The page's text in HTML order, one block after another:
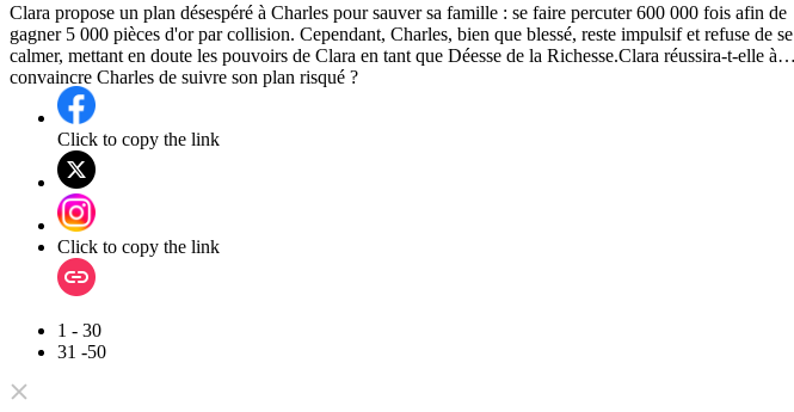
Clara propose un plan désespéré à Charles pour sauver sa famille : se faire percuter 600 000 fois afin de
gagner 5 000 pièces d'or par collision. Cependant, Charles, bien que blessé, reste impulsif et refuse de se
calmer, mettant en doute les pouvoirs de Clara en tant que Déesse de la Richesse.Clara réussira-t-elle à
convaincre Charles de suivre son plan risqué ?
Click to copy the link
Click to copy the link
1 - 30
31 -50